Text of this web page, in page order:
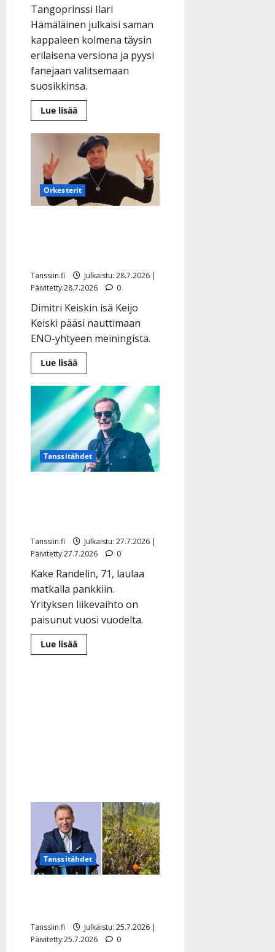
Tangoprinssi Ilari
Hämäläinen julkaisi saman
kappaleen kolmena täysin
erilaisena versiona ja pyysi
fanejaan valitsemaan
suosikkinsa.
Lue lisääLue
lisää
Ilari
Hämäläinen
pyysi
kansaa
päättämään
–
tämä
versio
vei
Orkesterit
Tanssiin.fi
Julkaistu: 28.7.2026 |
Päivitetty:28.7.2026
0
Dimitri Keiskin isä Keijo
Keiski pääsi nauttimaan
ENO-yhtyeen meiningistä.
Lue lisääLue
lisää
Tältä
näyttää
Dimitri
Keiskin
isä
–
ensi
kertaa
poikansa
keikalla
Tanssitähdet
Tanssiin.fi
Julkaistu: 27.7.2026 |
Päivitetty:27.7.2026
0
Kake Randelin, 71, laulaa
matkalla pankkiin.
Yrityksen liikevaihto on
paisunut vuosi vuodelta.
Lue lisääLue
lisää
Tanssitähdet
Tanssiin.fi
Julkaistu: 25.7.2026 |
Päivitetty:25.7.2026
0